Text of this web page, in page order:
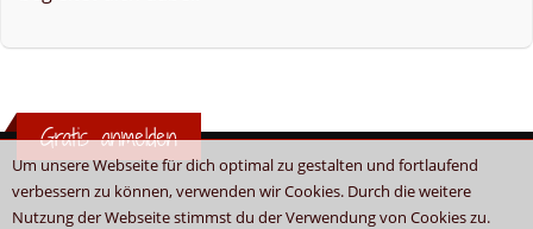
Um unsere Webseite für dich optimal zu gestalten und fortlaufend
verbessern zu können, verwenden wir Cookies. Durch die weitere
Nutzung der Webseite stimmst du der Verwendung von Cookies zu.
Gratis anmelden